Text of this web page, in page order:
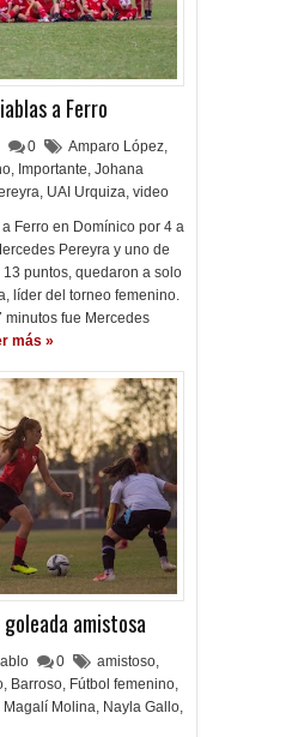
a Ferro
0 Amparo López,
, Importante, Johana
, UAI Urquiza, video
Ferro en Domínico por 4 a
Pereyra y uno de
puntos, quedaron a solo
líder del torneo femenino.
minutos fue Mercedes
más »
amistosa
0 amistoso,
, Barroso, Fútbol femenino,
Magalí Molina, Nayla Gallo,